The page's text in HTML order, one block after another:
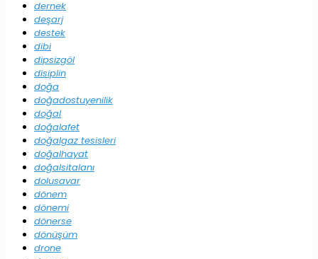
dernek
deşarj
destek
dibi
dipsizgöl
disiplin
doğa
doğadostuyenilik
doğal
doğalafet
doğalgaz tesisleri
doğalhayat
doğalsitalanı
dolusavar
dönem
dönemi
dönerse
dönüşüm
drone